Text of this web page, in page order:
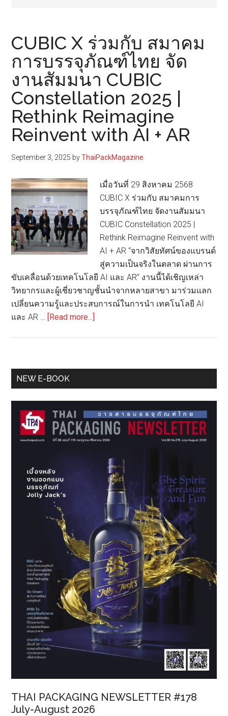
CUBIC X ร่วมกับ สมาคม
การบรรจุภัณฑ์ไทย จัด
งานสัมมนา CUBIC
Constellation 2025 |
Rethink Reimagine
Reinvent with AI + AR
September 3, 2025 byThaiPackMagazine
เมื่อวันที่ 29 สิงหาคม 2568
CUBIC X ร่วมกับ สมาคมการ
บรรจุภัณฑ์ไทย จัดงานสัมมนา
CUBIC Constellation 2025 |
Rethink Reimagine Reinvent with
AI + AR “จากวิสัยทัศน์ของแบรนด์
สู่ความเป็นจริงในตลาด ผ่านการ
ขับเคลื่อนด้วยเทคโนโลยี AI และ AR” งานนี้ได้เชิญเหล่า
วิทยากรและผู้เชี่ยวชาญชั้นนำจากหลายสาขา มาร่วมแลก
เปลี่ยนความรู้และประสบการณ์ในการนำ เทคโนโลยี AI
และ AR …
[Read more...]
กับ
บรรจุ
ภัณฑ์
ไทย
งาน
สัมมนา
CUBIC
Constellation
2025
|
Rethink
Reimagine
Reinvent
with
AI
+
AR
Primary
NEW E-BOOK
THAI PACKAGING NEWSLETTER #178
July-August 2026